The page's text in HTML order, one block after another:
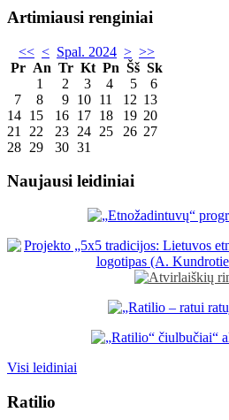
Artimiausi renginiai
<< < Spal. 2024 > >>
Pr An Tr Kt Pn Šš Sk
1
2 3 4 5
6
7
8 9 10 11 12 13
14 15 16 17 18 19 20
21
22 23 24 25 26 27
28 29 30 31
Naujausi leidiniai
Visi leidiniai
Ratilio